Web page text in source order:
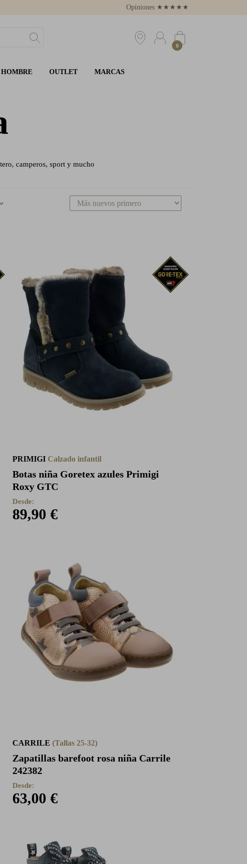
Opiniones ★ ★ ★ ★ ★
0
OUTLET MARCAS
camperos, sport y mucho
PRIMIGI Calzado infantil
Botas niña Goretex azules Primigi
Roxy GTC
Desde:
89,90 €
CARRILE (Tallas 25-32)
Zapatillas barefoot rosa niña Carrile
242382
Desde:
63,00 €